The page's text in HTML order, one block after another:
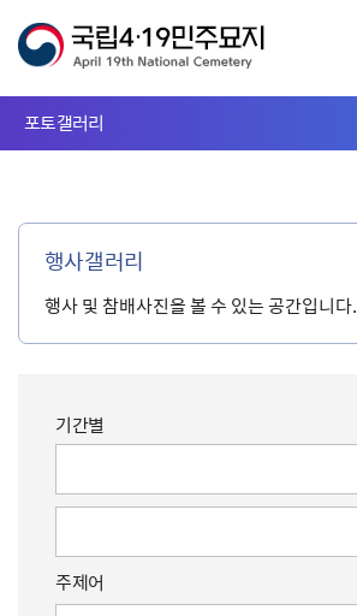
포토갤러리
행사갤러리
행사 및 참배사진을 볼 수 있는 공간입니다.
기간별
주제어